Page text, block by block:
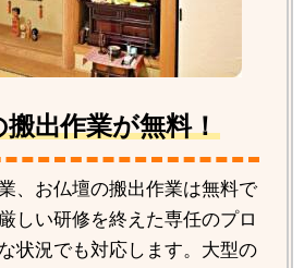
出作業が無料！
、お仏壇の搬出作業は無料で
しい研修を終えた専任のプロ
状況でも対応します。大型の